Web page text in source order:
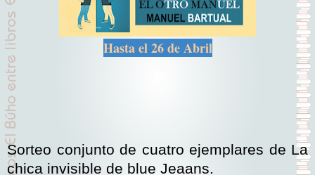
Hasta el 26 de Abril
Sorteo conjunto de cuatro ejemplares de La
chica invisible de blue Jeaans.